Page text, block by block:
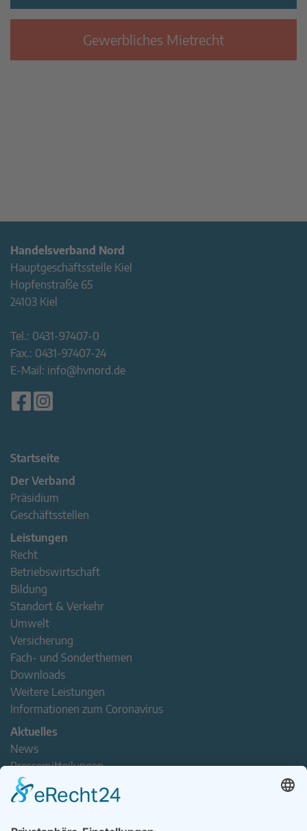
Gewerbliches Mietrecht
Handelsverband Nord
Hauptgeschäftsstelle Kiel
Hopfenstraße 65
24103 Kiel
Tel.: 0431-97407-0
Fax.: 0431-97407-24
E-Mail: info@hvnord.de
Startseite
Der Verband
Präsidium
Geschäftsstellen
Leistungen
Recht
Betriebswirtschaft
Bildung
Standort & Verkehr
Umwelt
Versicherung
Fach- und Sonderthemen
Downloads
Weitere Leistungen
Informationen zum Coronavirus
Aktuelles
News
Pressemitteilungen
Newsletter
Handel(n) im Norden – Mitgliederjournal